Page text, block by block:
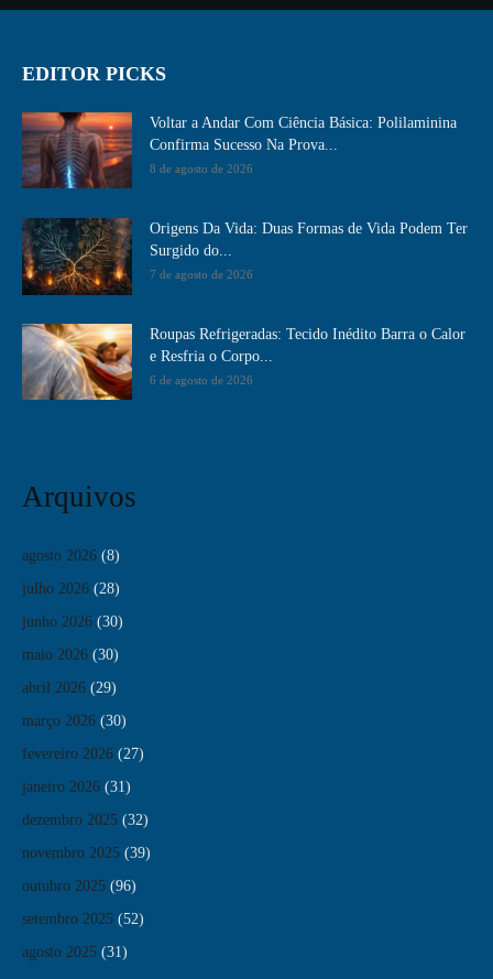
EDITOR PICKS
Voltar a Andar Com Ciência Básica: Polilaminina
Confirma Sucesso Na Prova...
8 de agosto de 2026
Origens Da Vida: Duas Formas de Vida Podem Ter
Surgido do...
7 de agosto de 2026
Roupas Refrigeradas: Tecido Inédito Barra o Calor
e Resfria o Corpo...
6 de agosto de 2026
Arquivos
agosto 2026 (8)
julho 2026 (28)
junho 2026 (30)
maio 2026 (30)
abril 2026 (29)
março 2026 (30)
fevereiro 2026 (27)
janeiro 2026 (31)
dezembro 2025 (32)
novembro 2025 (39)
outubro 2025 (96)
setembro 2025 (52)
agosto 2025 (31)